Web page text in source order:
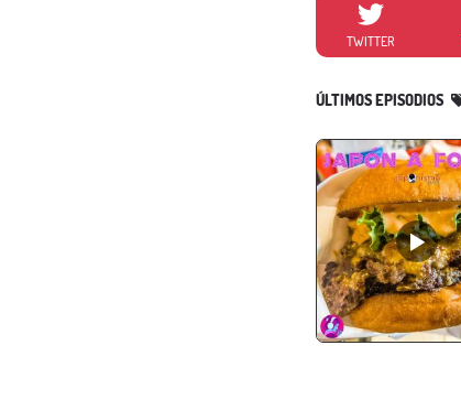
TWITTER
ÚLTIMOS EPISODIOS